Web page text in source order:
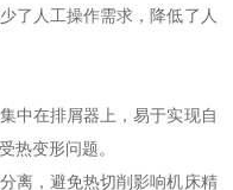
人工操作需求，降低了人
在排屑器上，易于实现自
热变形问题。
，避免热切削影响机床精